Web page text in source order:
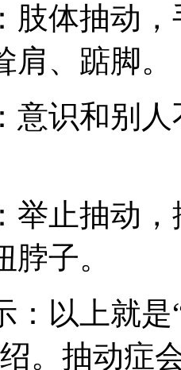
体抽动，
、踮脚。
识和别人
止抽动，
子。
以上就是
。抽动症